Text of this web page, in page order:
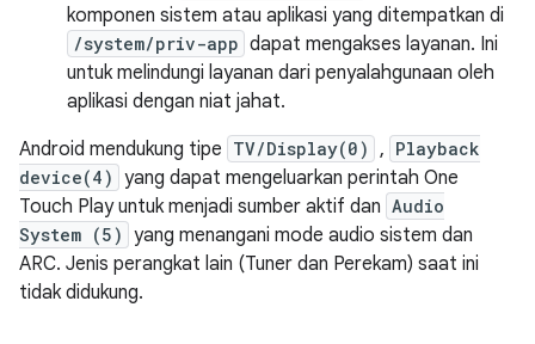
komponen sistem atau aplikasi yang ditempatkan di
/system/priv-app dapat mengakses layanan. Ini
untuk melindungi layanan dari penyalahgunaan oleh
aplikasi dengan niat jahat.
Android mendukung tipe TV/Display(0) , Playback
device(4) yang dapat mengeluarkan perintah One
Touch Play untuk menjadi sumber aktif dan Audio
System (5) yang menangani mode audio sistem dan
ARC. Jenis perangkat lain (Tuner dan Perekam) saat ini
tidak didukung.